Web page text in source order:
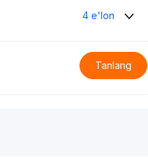
4 e'lon
Tanlang